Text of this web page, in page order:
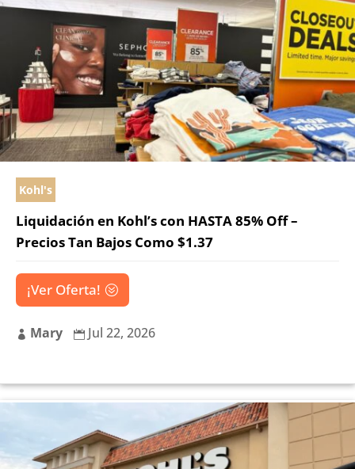
Kohl's
Liquidación en Kohl’s con HASTA 85% Off –
Precios Tan Bajos Como $1.37
¡Ver Oferta!
 Mary  Jul 22, 2026